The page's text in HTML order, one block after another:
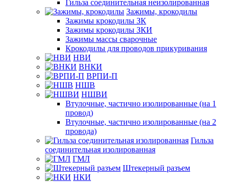
Гильза соединительная неизолированная
Зажимы, крокодилы
Зажимы крокодилы ЗК
Зажимы крокодилы ЗКИ
Зажимы массы сварочные
Крокодилы для проводов прикуривания
НВИ
ВНКИ
ВРПИ-П
НШВ
НШВИ
Втулочные, частично изолированные (на 1
провод)
Втулочные, частично изолированные (на 2
провода)
Гильза
соединительная изолированная
ГМЛ
Штекерный разъем
НКИ